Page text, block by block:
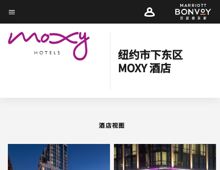
Skip
to
main
content
菜单文本
纽约市下东区
MOXY 酒店
酒店视图客房套房餐饮
图片和视频
酒店视图